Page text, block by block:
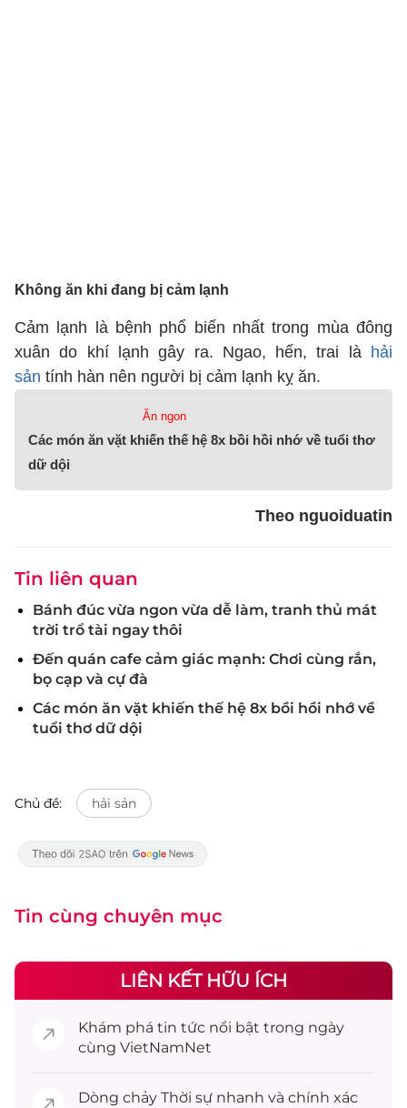
Không ăn khi đang bị cảm lạnh
Cảm lạnh là bệnh phổ biến nhất trong mùa đông
xuân do khí lạnh gây ra. Ngao, hến, trai là hải
sản tính hàn nên người bị cảm lạnh kỵ ăn.
Ăn ngon
Các món ăn vặt khiến thế hệ 8x bồi hồi nhớ về tuổi thơ
dữ dội
Theo nguoiduatin
Tin liên quan
Bánh đúc vừa ngon vừa dễ làm, tranh thủ mát
trời trổ tài ngay thôi
Đến quán cafe cảm giác mạnh: Chơi cùng rắn,
bọ cạp và cự đà
Các món ăn vặt khiến thế hệ 8x bồi hồi nhớ về
tuổi thơ dữ dội
Chủ đề: hải sản
Tin cùng chuyên mục
LIÊN KẾT HỮU ÍCH
Khám phá tin tức nổi bật trong ngày
cùng VietNamNet
Dòng chảy Thời sự nhanh và chính xác